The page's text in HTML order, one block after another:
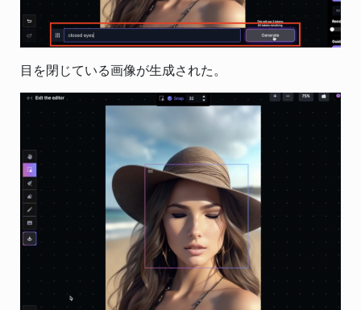
目を閉じている画像が生成された。